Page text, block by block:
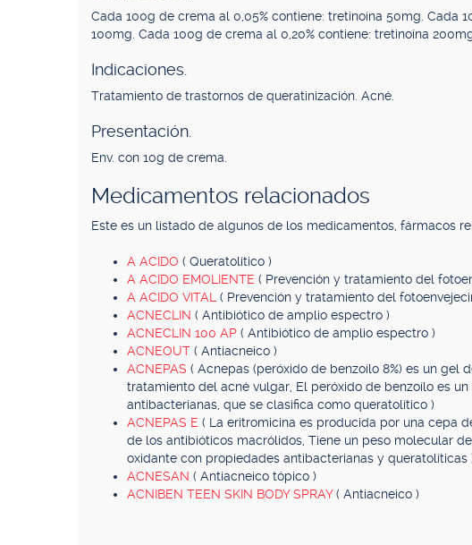
Cada 100g de crema al 0,05% contiene: tretinoína 50mg. Cada
100mg. Cada 100g de crema al 0,20% contiene: tretinoína
Indicaciones.
Tratamiento de trastornos de queratinización. Acné.
Presentación.
Env. con 10g de crema.
Medicamentos relacionados
Este es un listado de algunos de los medicamentos, fármacos
A ACIDO ( Queratolítico )
A ACIDO EMOLIENTE ( Prevención y tratamiento del
A ACIDO VITAL ( Prevención y tratamiento del
ACNECLIN ( Antibiótico de amplio espectro )
ACNECLIN 100 AP ( Antibiótico de amplio espectro )
ACNEOUT ( Antiacneico )
ACNEPAS ( Acnepas (peróxido de benzoílo 8%) es un gel
tratamiento del acné vulgar, El peróxido de benzoílo es
antibacterianas, que se clasifica como queratolítico )
ACNEPAS E ( La eritromicina es producida por una cepa
de los antibióticos macrólidos, Tiene un peso molecular
oxidante con propiedades antibacterianas y queratolíticas
ACNESAN ( Antiacneico tópico )
ACNIBEN TEEN SKIN BODY SPRAY( Antiacneico )